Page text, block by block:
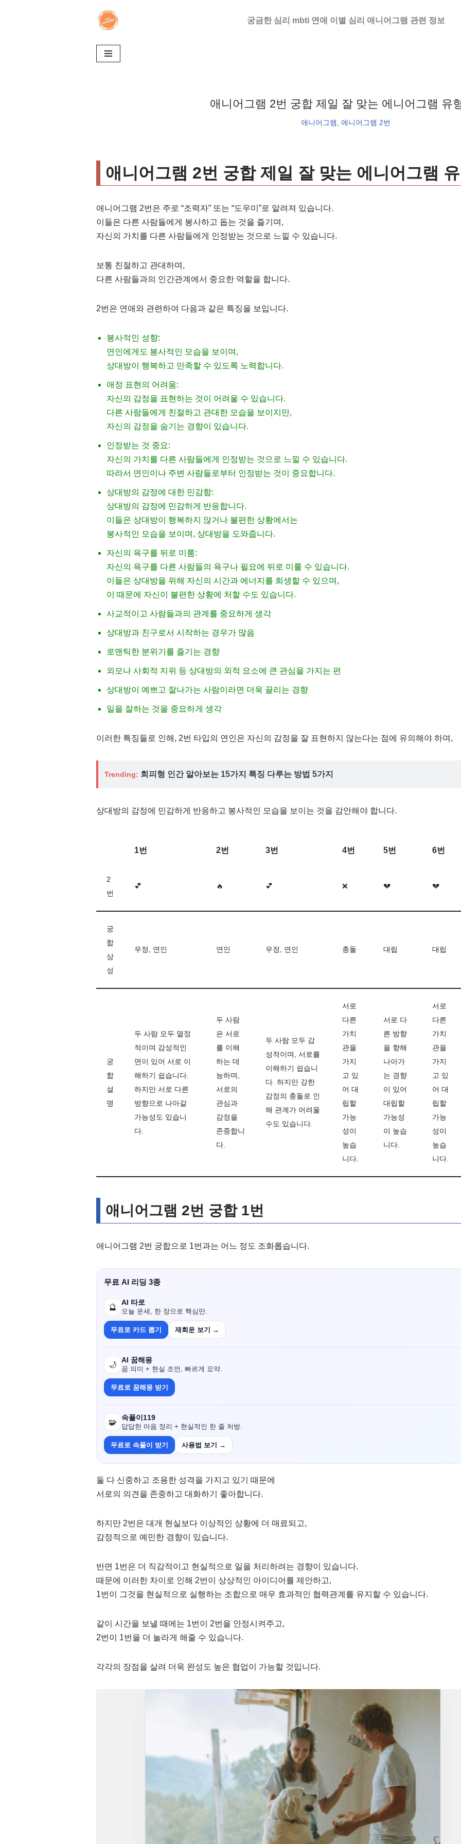
궁금한 심리 mbti 연애 이별 심리 애니어그램 관련 정보
애니어그램 2번 궁합 제일 잘 맞는 에니어그램 유
애니어그램 에니어그램 2번
애니어그램 2번 궁합 제일 잘 맞는 에니어그램
애니어그램 2번은 주로 “조력자” 또는 “도우미”로 알려져 있습니다.
이들은 다른 사람들에게 봉사하고 돕는 것을 즐기며,
자신의 가치를 다른 사람들에게 인정받는 것으로 느낄 수 있습니다.
보통 친절하고 관대하며,
다른 사람들과의 인간관계에서 중요한 역할을 합니다.
2번은 연애와 관련하여 다음과 같은 특징을 보입니다.
봉사적인 성향:
연인에게도 봉사적인 모습을 보이며,
상대방이 행복하고 만족할 수 있도록 노력합니다.
애정 표현의 어려움:
자신의 감정을 표현하는 것이 어려울 수 있습니다.
다른 사람들에게 친절하고 관대한 모습을 보이지만,
자신의 감정을 숨기는 경향이 있습니다.
인정받는 것 중요:
자신의 가치를 다른 사람들에게 인정받는 것으로 느낄 수 있습니다.
따라서 연인이나 주변 사람들로부터 인정받는 것이 중요합니다.
상대방의 감정에 대한 민감함:
상대방의 감정에 민감하게 반응합니다.
이들은 상대방이 행복하지 않거나 불편한 상황에서는
봉사적인 모습을 보이며, 상대방을 도와줍니다.
자신의 욕구를 뒤로 미룸:
자신의 욕구를 다른 사람들의 욕구나 필요에 뒤로 미룰 수 있습니다.
이들은 상대방을 위해 자신의 시간과 에너지를 희생할 수 있으며,
이 때문에 자신이 불편한 상황에 처할 수도 있습니다.
사교적이고 사람들과의 관계를 중요하게 생각
상대방과 친구로서 시작하는 경우가 많음
로맨틱한 분위기를 즐기는 경향
외모나 사회적 지위 등 상대방의 외적 요소에 큰 관심을 가지는 편
상대방이 예쁘고 잘나가는 사람이라면 더욱 끌리는 경향
일을 잘하는 것을 중요하게 생각
이러한 특징들로 인해, 2번 타입의 연인은 자신의 감정을 잘 표현하지 않는다는 점에 유의해야 하며,
Trending: 회피형 인간 알아보는 15가지 특징 다루는 방법 5가지
상대방의 감정에 민감하게 반응하고 봉사적인 모습을 보이는 것을 감안해야 합니다.
1번 2번 3번 4번 5번 6번
2
번
💕 🔥 💕 ❌ 💔 💔
궁
합
상
성
우정, 연인 연인 우정, 연인 충돌 대립 대립
궁
합
설
명
두 사람 모두 열정
적이며 감성적인
면이 있어 서로 이
해하기 쉽습니다.
하지만 서로 다른
방향으로 나아갈
가능성도 있습니
다.
두 사람
은 서로
를 이해
하는 데
능하며,
서로의
관심과
감정을
존중합니
다.
두 사람 모두 감
성적이며, 서로를
이해하기 쉽습니
다. 하지만 강한
감정의 충돌로 인
해 관계가 어려울
수도 있습니다.
서로
다른
가치
관을
가지
고 있
어 대
립할
가능
성이
높습
니다.
서로 다
른 방향
을 향해
나아가
는 경향
이 있어
대립할
가능성
이 높습
니다.
서로
다른
가치
관을
가지
고 있
어 대
립할
가능
성이
높습
니다.
애니어그램 2번 궁합 1번
애니어그램 2번 궁합으로 1번과는 어느 정도 조화롭습니다.
무료 AI 리딩 3종
🔮
AI 타로
오늘 운세, 한 장으로 핵심만.
무료로 카드 뽑기 재회운 보기 →
🌙
AI 꿈해몽
꿈 의미 + 현실 조언, 빠르게 요약.
무료로 꿈해몽 받기
🧩
속풀이119
답답한 마음 정리 + 현실적인 한 줄 처방.
무료로 속풀이 받기 사용법 보기 →
둘 다 신중하고 조용한 성격을 가지고 있기 때문에
서로의 의견을 존중하고 대화하기 좋아합니다.
하지만 2번은 대개 현실보다 이상적인 상황에 더 매료되고,
감정적으로 예민한 경향이 있습니다.
반면 1번은 더 직감적이고 현실적으로 일을 처리하려는 경향이 있습니다.
때문에 이러한 차이로 인해 2번이 상상적인 아이디어를 제안하고,
1번이 그것을 현실적으로 실행하는 조합으로 매우 효과적인 협력관계를 유지할 수 있습니다.
같이 시간을 보낼 때에는 1번이 2번을 안정시켜주고,
2번이 1번을 더 놀라게 해줄 수 있습니다.
각각의 장점을 살려 더욱 완성도 높은 협업이 가능할 것입니다.